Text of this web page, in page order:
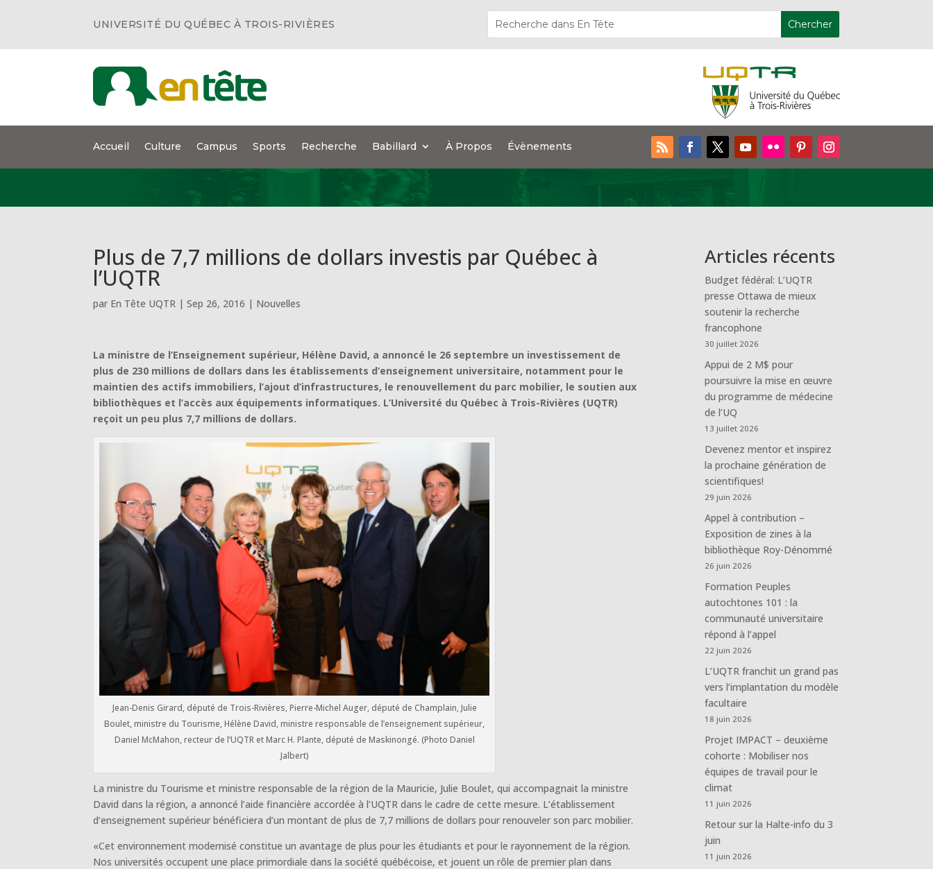
UNIVERSITÉ DU QUÉBEC À TROIS-RIVIÈRES
Accueil Culture Campus Sports Recherche Babillard À Propos Évènements
Plus de 7,7 millions de dollars investis par Québec à
l’UQTR
par En Tête UQTR |Sep 26, 2016 | Nouvelles
La ministre de l’Enseignement supérieur, Hélène David, a annoncé le 26 septembre un investissement de
plus de 230 millions de dollars dans les établissements d’enseignement universitaire, notamment pour le
maintien des actifs immobiliers, l’ajout d’infrastructures, le renouvellement du parc mobilier, le soutien aux
bibliothèques et l’accès aux équipements informatiques. L’Université du Québec à Trois-Rivières (UQTR)
reçoit un peu plus 7,7 millions de dollars.
Jean-Denis Girard, député de Trois-Rivières, Pierre-Michel Auger, député de Champlain, Julie
Boulet, ministre du Tourisme, Hélène David, ministre responsable de l’enseignement supérieur,
Daniel McMahon, recteur de l’UQTR et Marc H. Plante, député de Maskinongé. (Photo Daniel
Jalbert)
La ministre du Tourisme et ministre responsable de la région de la Mauricie, Julie Boulet, qui accompagnait la ministre
David dans la région, a annoncé l’aide financière accordée à l’UQTR dans le cadre de cette mesure. L’établissement
d’enseignement supérieur bénéficiera d’un montant de plus de 7,7 millions de dollars pour renouveler son parc mobilier.
«Cet environnement modernisé constitue un avantage de plus pour les étudiants et pour le rayonnement de la région.
Nos universités occupent une place primordiale dans la société québécoise, et jouent un rôle de premier plan dans
Articles récents
Budget fédéral: L’UQTR
presse Ottawa de mieux
soutenir la recherche
francophone
30 juillet 2026
Appui de 2 M$ pour
poursuivre la mise en œuvre
du programme de médecine
de l’UQ
13 juillet 2026
Devenez mentor et inspirez
la prochaine génération de
scientifiques!
29 juin 2026
Appel à contribution –
Exposition de zines à la
bibliothèque Roy-Dénommé
26 juin 2026
Formation Peuples
autochtones 101 : la
communauté universitaire
répond à l’appel
22 juin 2026
L’UQTR franchit un grand pas
vers l’implantation du modèle
facultaire
18 juin 2026
Projet IMPACT – deuxième
cohorte : Mobiliser nos
équipes de travail pour le
climat
11 juin 2026
Retour sur la Halte-info du 3
juin
11 juin 2026